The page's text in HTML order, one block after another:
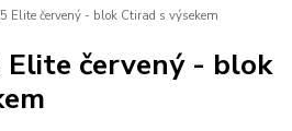
Elite červený - blok Ctirad s výsekem
Elite červený - blok